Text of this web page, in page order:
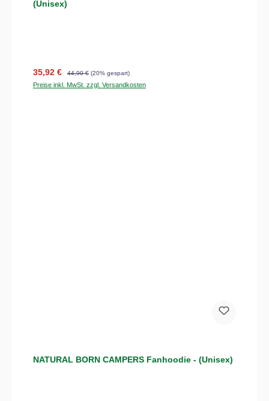
(Unisex)
Verkaufspreis:
35,92 € Regulärer Preis:
44,90 € (20% gespart)
Preise inkl. MwSt. zzgl. Versandkosten
NATURAL BORN CAMPERS Fanhoodie - (Unisex)